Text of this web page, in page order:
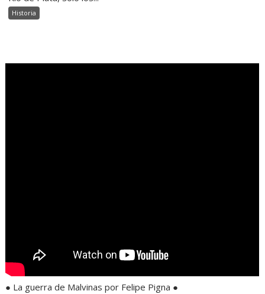
Historia
● La guerra de Malvinas por Felipe Pigna ●